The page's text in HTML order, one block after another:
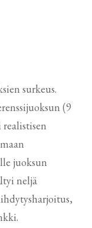
surkeus.
(9
juoksun
neljä